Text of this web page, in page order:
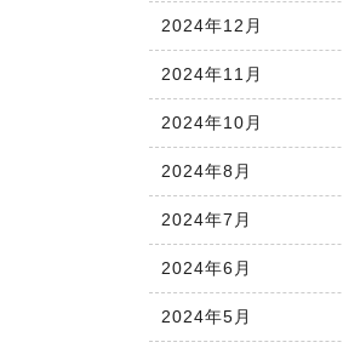
2024年12月
2024年11月
2024年10月
2024年8月
2024年7月
2024年6月
2024年5月